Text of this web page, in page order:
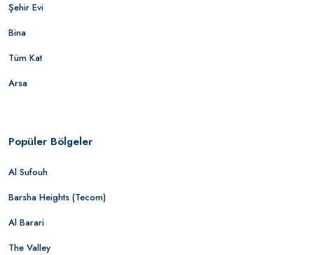
Şehir Evi
Bina
Tüm Kat
Arsa
Popüler Bölgeler
Al Sufouh
Barsha Heights (Tecom)
Al Barari
The Valley